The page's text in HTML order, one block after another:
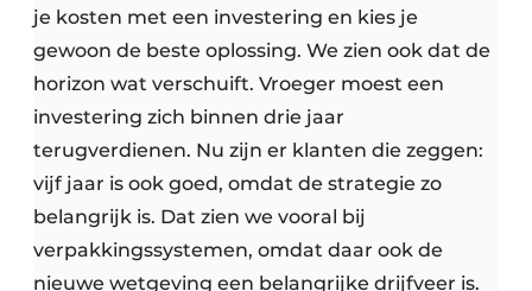
je kosten met een investering en kies je
gewoon de beste oplossing. We zien ook dat de
horizon wat verschuift. Vroeger moest een
investering zich binnen drie jaar
terugverdienen. Nu zijn er klanten die zeggen:
vijf jaar is ook goed, omdat de strategie zo
belangrijk is. Dat zien we vooral bij
verpakkingssystemen, omdat daar ook de
nieuwe wetgeving een belangrijke drijfveer is.